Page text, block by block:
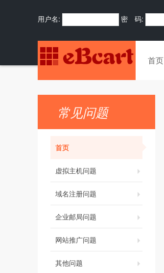
用户名: 密 码:
首页
常见问题
首页
虚拟主机问题
域名注册问题
企业邮局问题
网站推广问题
其他问题